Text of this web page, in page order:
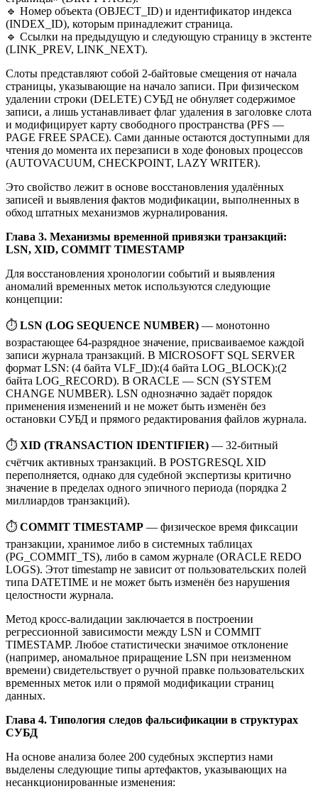
🔹 Номер объекта (OBJECT_ID) и идентификатор индекса
(INDEX_ID), которым принадлежит страница.
🔹 Ссылки на предыдущую и следующую страницу в экстенте
(LINK_PREV, LINK_NEXT).
Слоты представляют собой 2-байтовые смещения от начала
страницы, указывающие на начало записи. При физическом
удалении строки (DELETE) СУБД не обнуляет содержимое
записи, а лишь устанавливает флаг удаления в заголовке слота
и модифицирует карту свободного пространства (PFS —
PAGE FREE SPACE). Сами данные остаются доступными для
чтения до момента их перезаписи в ходе фоновых процессов
(AUTOVACUUM, CHECKPOINT, LAZY WRITER).
Это свойство лежит в основе восстановления удалённых
записей и выявления фактов модификации, выполненных в
обход штатных механизмов журналирования.
Глава 3. Механизмы временной привязки транзакций:
LSN, XID, COMMIT TIMESTAMP
Для восстановления хронологии событий и выявления
аномалий временных меток используются следующие
концепции:
⏱️ LSN (LOG SEQUENCE NUMBER) — монотонно
возрастающее 64-разрядное значение, присваиваемое каждой
записи журнала транзакций. В MICROSOFT SQL SERVER
формат LSN: (4 байта VLF_ID):(4 байта LOG_BLOCK):(2
байта LOG_RECORD). В ORACLE — SCN (SYSTEM
CHANGE NUMBER). LSN однозначно задаёт порядок
применения изменений и не может быть изменён без
остановки СУБД и прямого редактирования файлов журнала.
⏱️ XID (TRANSACTION IDENTIFIER) — 32-битный
счётчик активных транзакций. В POSTGRESQL XID
переполняется, однако для судебной экспертизы критично
значение в пределах одного эпичного периода (порядка 2
миллиардов транзакций).
⏱️ COMMIT TIMESTAMP — физическое время фиксации
транзакции, хранимое либо в системных таблицах
(PG_COMMIT_TS), либо в самом журнале (ORACLE REDO
LOGS). Этот timestamp не зависит от пользовательских полей
типа DATETIME и не может быть изменён без нарушения
целостности журнала.
Метод кросс-валидации заключается в построении
регрессионной зависимости между LSN и COMMIT
TIMESTAMP. Любое статистически значимое отклонение
(например, аномальное приращение LSN при неизменном
времени) свидетельствует о ручной правке пользовательских
временных меток или о прямой модификации страниц
данных.
Глава 4. Типология следов фальсификации в структурах
СУБД
На основе анализа более 200 судебных экспертиз нами
выделены следующие типы артефактов, указывающих на
несанкционированные изменения: